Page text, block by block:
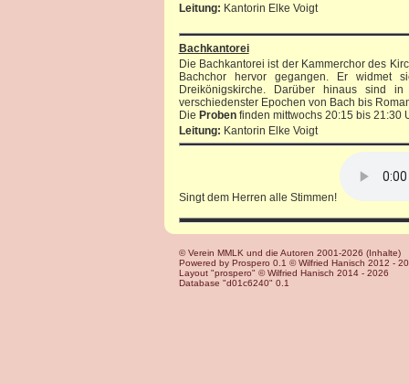
Leitung: Kantorin Elke Voigt
Bachkantorei
Die Bachkantorei ist der Kammerchor des
Bachchor hervor gegangen. Er widmet
Dreikönigskirche. Darüber hinaus sind
verschiedenster Epochen von Bach bis
Die Probenfinden mittwochs 20:15 bis 21:30
Leitung: Kantorin Elke Voigt
Singt dem Herren alle Stimmen!
© Verein MMLK und die Autoren 2001-2026 (Inhalte)
Powered by Prospero 0.1 © Wilfried Hanisch 2012 -
Layout "prospero" © Wilfried Hanisch 2014 - 2026
Database "d01c6240" 0.1